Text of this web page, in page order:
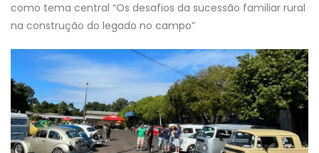
como tema central “Os desafios da sucessão familiar rural
na construção do legado no campo”